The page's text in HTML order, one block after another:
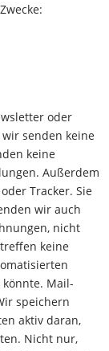
oder
senden keine
keine
Außerdem
Tracker. Sie
wir auch
nicht
keine
Mail-
speichern
aktiv daran,
Nicht nur,